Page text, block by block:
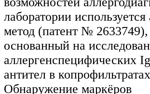
лаборатории используется
метод (патент № 2633749),
основанный на
аллергенспецифических
антител в
Обнаружение маркёров